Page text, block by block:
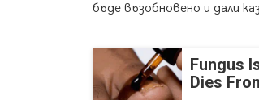
бъде възобновено и дали
Fungus
Dies